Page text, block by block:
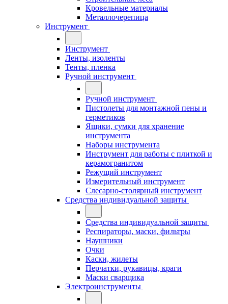
Кровельные материалы
Металлочерепица
Инструмент
Инструмент
Ленты, изоленты
Тенты, пленка
Ручной инструмент
Ручной инструмент
Пистолеты для монтажной пены и
герметиков
Ящики, сумки для хранение
инструмента
Наборы инструмента
Инструмент для работы с плиткой и
керамогранитом
Режущий инструмент
Измерительный инструмент
Слесарно-столярный инструмент
Средства индивидуальной защиты
Средства индивидуальной защиты
Респираторы, маски, фильтры
Наушники
Очки
Каски, жилеты
Перчатки, рукавицы, краги
Маски сварщика
Электроинструменты